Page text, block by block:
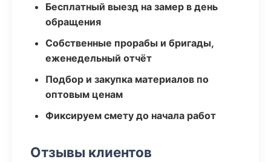
Бесплатный выезд на замер в день
обращения
Собственные прорабы и бригады,
еженедельный отчёт
Подбор и закупка материалов по
оптовым ценам
Фиксируем смету до начала работ
Отзывы клиентов